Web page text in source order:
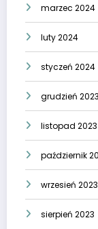
marzec 2024
luty 2024
styczeń 2024
grudzień 2023
listopad 2023
październik
wrzesień 2023
sierpień 2023